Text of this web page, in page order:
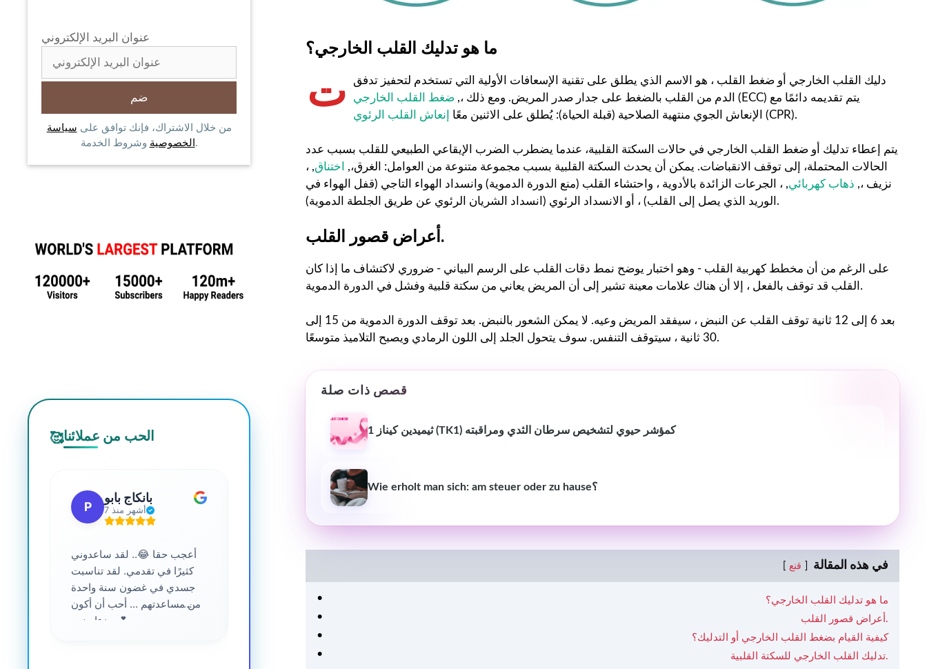
ما هو تدليك القلب الخارجي؟
ت
دليك القلب الخارجي أو ضغط القلب ، هو الاسم الذي يطلق على تقنية الإسعافات الأولية التي تستخدم لتحفيز تدفق
الدم من القلب بالضغط على جدار صدر المريض. ومع ذلك ،, ضغط القلب الخارجي
(ECC) يتم تقديمه دائمًا مع
الإنعاش الجوي منتهية الصلاحية (قبلة الحياة): يُطلق على الاثنين معًا
إنعاش القلب الرئوي (CPR).
يتم إعطاء تدليك أو ضغط القلب الخارجي في حالات السكتة القلبية، عندما يضطرب الضرب الإيقاعي الطبيعي للقلب بسبب عدد
الحالات المحتملة، إلى توقف الانقباضات. يمكن أن يحدث السكتة القلبية بسبب مجموعة متنوعة من العوامل: الغرق،,
اختناق, ،
نزيف ،, ذهاب كهربائي, ، الجرعات الزائدة بالأدوية ، واحتشاء القلب (منع الدورة الدموية) وانسداد الهواء التاجي (قفل الهواء في
الوريد الذي يصل إلى القلب) ، أو الانسداد الرئوي (انسداد الشريان الرئوي عن طريق الجلطة الدموية).
أعراض قصور القلب.
على الرغم من أن مخطط كهربية القلب - وهو اختبار يوضح نمط دقات القلب على الرسم البياني - ضروري لاكتشاف ما إذا كان
القلب قد توقف بالفعل ، إلا أن هناك علامات معينة تشير إلى أن المريض يعاني من سكتة قلبية وفشل في الدورة الدموية.
بعد 6 إلى 12 ثانية توقف القلب عن النبض ، سيفقد المريض وعيه. لا يمكن الشعور بالنبض. بعد توقف الدورة الدموية من 15 إلى
30 ثانية ، سيتوقف التنفس. سوف يتحول الجلد إلى اللون الرمادي ويصبح التلاميذ متوسعًا.
قصص ذات صلة
ثيميدين كيناز 1 (TK1) كمؤشر حيوي لتشخيص سرطان الثدي ومراقبته
Wie erholt man sich: am steuer oder zu hause؟
في هذه المقالة قنع
ما هو تدليك القلب الخارجي؟
أعراض قصور القلب.
كيفية القيام بضغط القلب الخارجي أو التدليك؟
تدليك القلب الخارجي للسكتة القلبية.
عنوان البريد الإلكتروني
من خلال الاشتراك، فإنك توافق على سياسة
الخصوصية وشروط الخدمة.
🥰الحب من عملائنا
P
بانكاج بابو
7 أشهر منذ
أعجب حقا 😂.. لقد ساعدوني
كثيرًا في تقدمي. لقد تناسبت
جسدي في غضون سنة واحدة
من مساعدتهم ... أحب أن أكون
جزءا منهم 💕
سانجاميش جي